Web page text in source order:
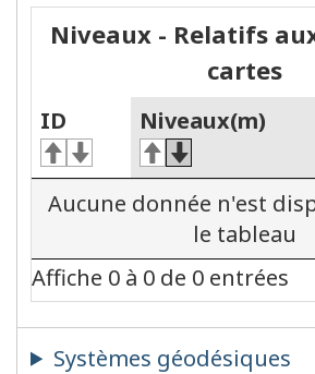
Niveaux - Relatifs
cartes
ID Niveaux(m)
Aucune donnée n'est
le tableau
Affiche 0 à 0 de 0 entrées
Systèmes géodésiques